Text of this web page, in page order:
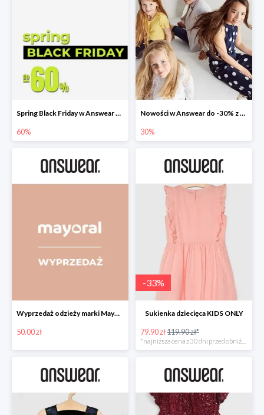
Spring Black Friday w Answear do -60%
60%
Nowości w Answear do -30% z kodem rabatowym
30%
Wyprzedaż odzieży marki Mayoral do -50% w Answear
50.00 zł
-33%
Sukienka dziecięca KIDS ONLY
79.90 zł119.90 zł*
*najniższa cena z 30 dni przed obniżką